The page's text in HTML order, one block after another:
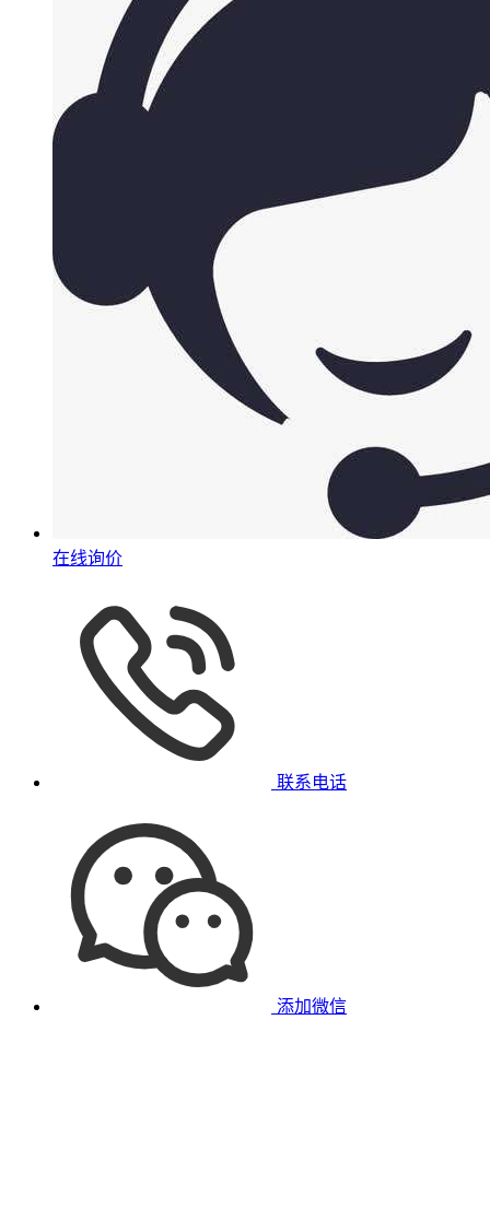
在线询价
联系电话
添加微信